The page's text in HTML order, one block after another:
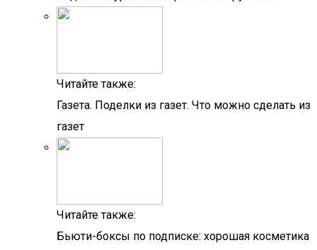
Читайте также:
Газета. Поделки из газет. Что можно сделать из
газет
Читайте также:
Бьюти-боксы по подписке: хорошая косметика